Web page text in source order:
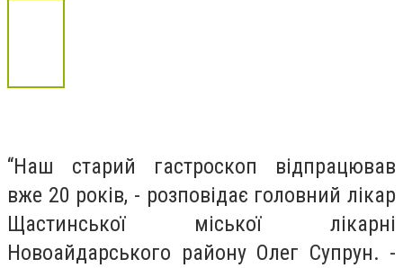
“Наш старий гастроскоп відпрацював
вже 20 років, - розповідає головний лікар
Щастинської міської лікарні
Новоайдарського району Олег Супрун. -